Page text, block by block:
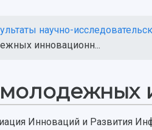
научно-
инновационн...
Инноваций и Развития